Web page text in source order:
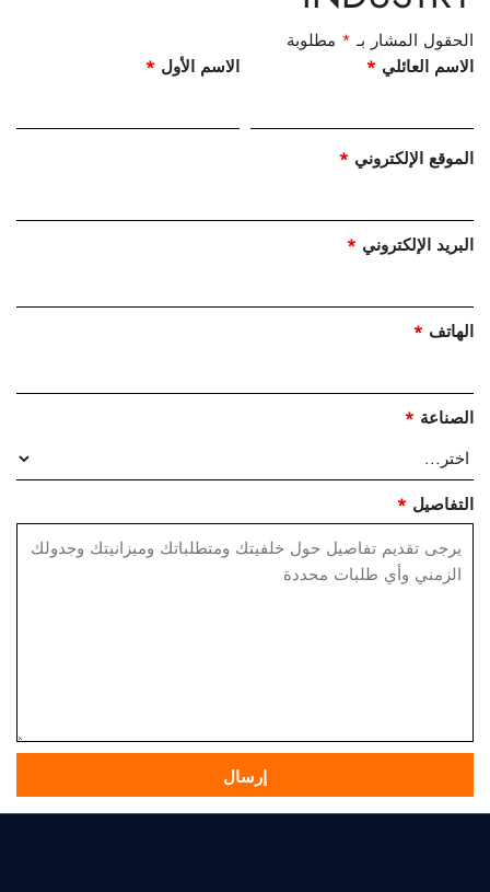
الحقول المشار بـ * مطلوبة
الاسم الأول * الاسم العائلي *
الموقع الإلكتروني *
البريد الإلكتروني *
الهاتف *
الصناعة *
التفاصيل *